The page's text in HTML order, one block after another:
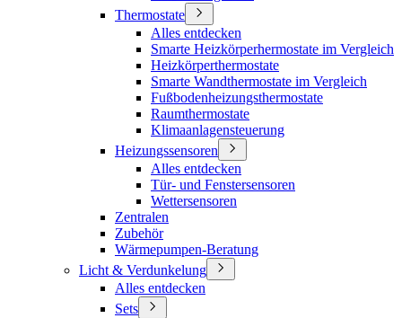
Thermostate
Alles entdecken
Smarte Heizkörperhermostate im Vergleich
Heizkörperthermostate
Smarte Wandthermostate im Vergleich
Fußbodenheizungsthermostate
Raumthermostate
Klimaanlagensteuerung
Heizungssensoren
Alles entdecken
Tür- und Fenstersensoren
Wettersensoren
Zentralen
Zubehör
Wärmepumpen-Beratung
Licht & Verdunkelung
Alles entdecken
Sets